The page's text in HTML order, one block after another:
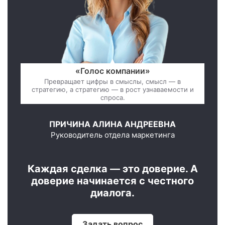
«Голос компании»
Превращает цифры в смыслы, смысл — в
стратегию, а стратегию — в рост узнаваемости и
спроса.
ПРИЧИНА АЛИНА АНДРЕЕВНА
Руководитель отдела маркетинга
Каждая сделка — это доверие. А
доверие начинается с честного
диалога.